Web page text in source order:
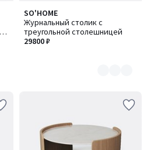
SO'HOME
Журнальный столик с
треугольной столешницей
29800 ₽
Количество
цветов:
2